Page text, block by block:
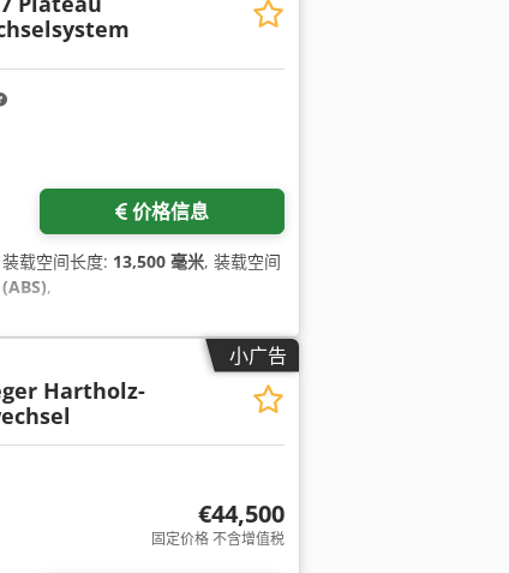
价格信息
载空间长度: 13,500 毫米, 装载空间
,
小广告
Hartholz-
€44,500
固定价格 不含增值税